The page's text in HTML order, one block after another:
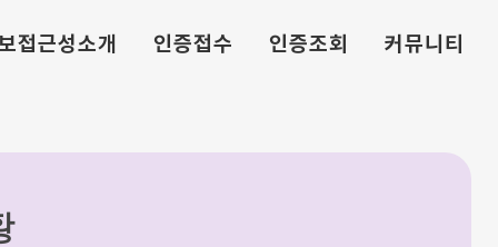
접근성소개 인증접수 인증조회 커뮤니티